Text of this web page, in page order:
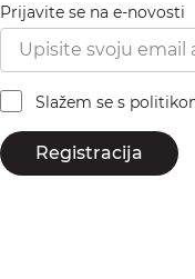
Prijavite se na e-novosti
Slažem se s
Registracija